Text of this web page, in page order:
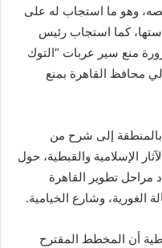
وهو ما استجاب له على
كما استجاب رئيس
منع سير عربات “التوك
محافظ القاهرة بمنع
بالمنطقة إلى شرح من
الإسلامية والقبطية، حول
مراحل تطوير القاهرة
الغورية، وشارع الخيامية.
أن المخطط المقترح